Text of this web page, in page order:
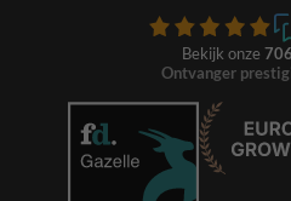
Bekijk onze
Ontvanger